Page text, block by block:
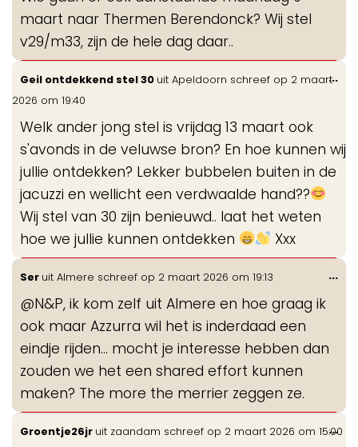
maart naar Thermen Berendonck? Wij stel
v29/m33, zijn de hele dag daar..
Geil ontdekkend stel 30 uit Apeldoorn schreef op 2 maart
2026 om 19:40
Welk ander jong stel is vrijdag 13 maart ook
s'avonds in de veluwse bron? En hoe kunnen wij
jullie ontdekken? Lekker bubbelen buiten in de
jacuzzi en wellicht een verdwaalde hand??
Wij stel van 30 zijn benieuwd.. laat het weten
hoe we jullie kunnen ontdekken
Xxx
...
Ser uit Almere schreef op 2 maart 2026 om 19:13
@N&P, ik kom zelf uit Almere en hoe graag ik
ook maar Azzurra wil het is inderdaad een
eindje rijden... mocht je interesse hebben dan
zouden we het een shared effort kunnen
maken? The more the merrier zeggen ze.
...
Groentje26jr uit zaandam schreef op 2 maart 2026 om 15:00
...